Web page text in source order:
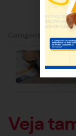
Capim
Veja